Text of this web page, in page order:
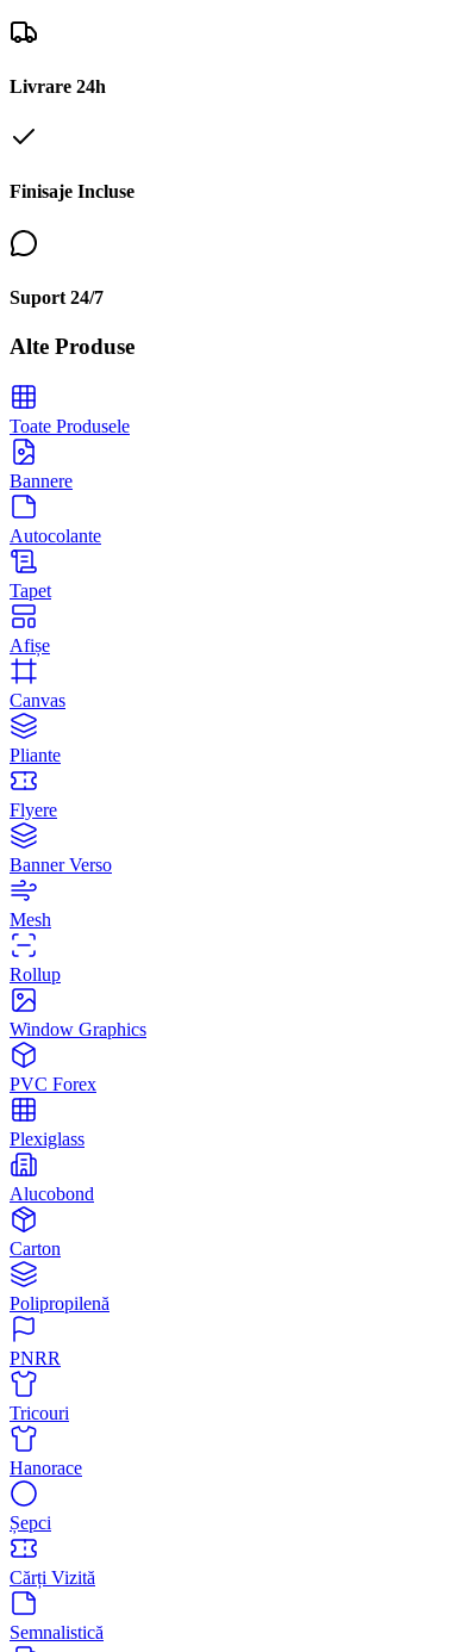
Livrare 24h
Finisaje Incluse
Suport 24/7
Alte Produse
Toate Produsele
Bannere
Autocolante
Tapet
Afișe
Canvas
Pliante
Flyere
Banner Verso
Mesh
Rollup
Window Graphics
PVC Forex
Plexiglass
Alucobond
Carton
Polipropilenă
PNRR
Tricouri
Hanorace
Șepci
Cărți Vizită
Semnalistică